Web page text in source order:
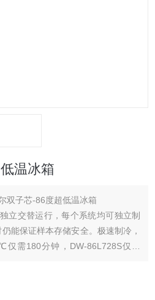
温冰箱
双子芯-86度超低温冰箱
交替运行，每个系统均可独立制
能保证样本存储安全。极速制冷，
需180分钟，DW-86L728S仅需